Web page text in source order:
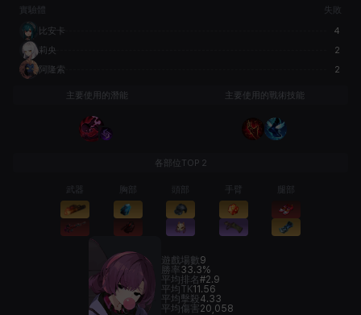
實驗體
失敗
比安卡
莉央
阿隆索
4
2
2
主要使用的潛能 主要使用的戰術技能
各部位TOP 2
武器 胸部 頭部 手臂 腿部
遊戲場數9
勝率33.3%
平均排名#2.9
平均TK11.56
平均擊殺 4.33
平均傷害20,058